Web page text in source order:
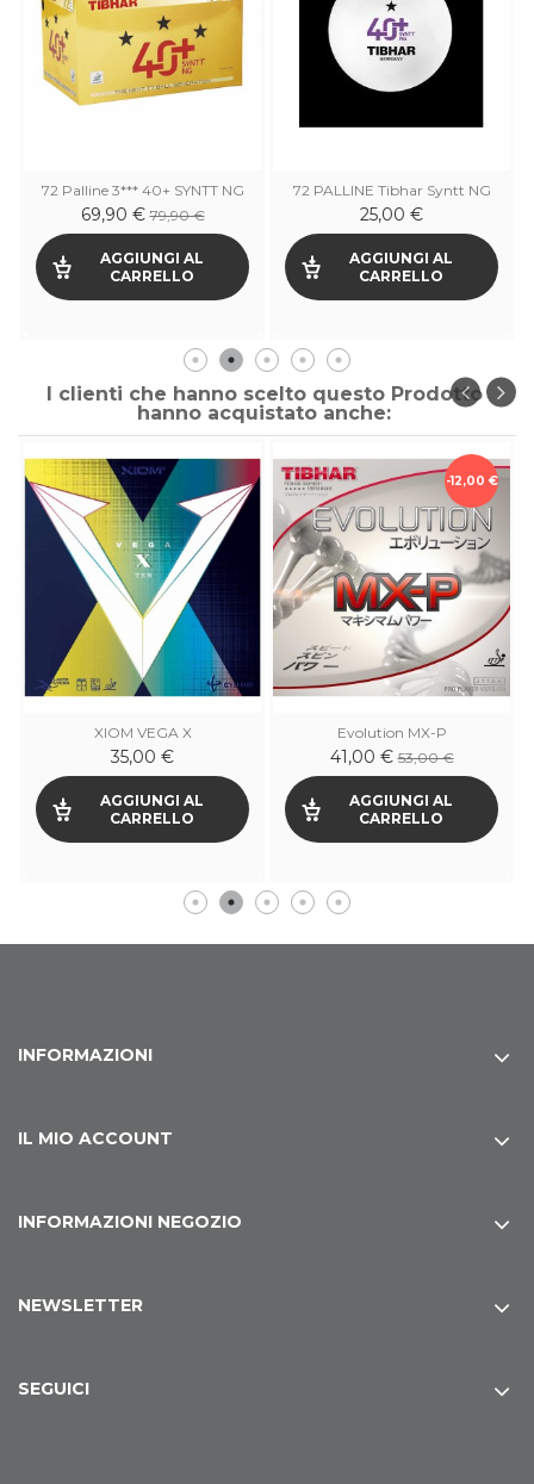
72 Palline 3*** 40+ SYNTT NG
69,90 €79,90 €
AGGIUNGI AL
CARRELLO
72 PALLINE Tibhar Syntt NG
72 1 star
25,00 €
AGGIUNGI AL
CARRELLO
I clienti che hanno scelto questo Prodotto
hanno acquistato anche:
XIOM VEGA X
35,00 €
AGGIUNGI AL
CARRELLO
-12,00 €
Evolution MX-P
41,00 €53,00 €
AGGIUNGI AL
CARRELLO
INFORMAZIONI
IL MIO ACCOUNT
INFORMAZIONI NEGOZIO
NEWSLETTER
SEGUICI